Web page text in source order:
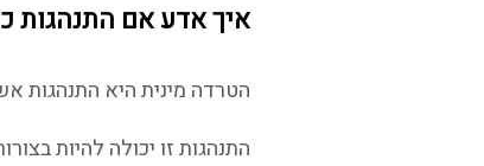
איך אדע אם התנהגות
הטרדה מינית היא התנהגות
התנהגות זו יכולה להיות